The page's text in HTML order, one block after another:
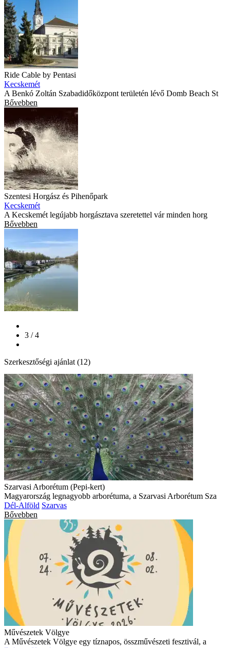
Ride Cable by Pentasi
Kecskemét
A Benkó Zoltán Szabadidőközpont területén lévő Domb Beach St
Bővebben
Szentesi Horgász és Pihenőpark
Kecskemét
A Kecskemét legújabb horgásztava szeretettel vár minden horg
Bővebben
3 / 4
Szerkesztőségi ajánlat (12)
Szarvasi Arborétum (Pepi-kert)
Magyarország legnagyobb arborétuma, a Szarvasi Arborétum Sza
Dél-Alföld Szarvas
Bővebben
Művészetek Völgye
A Művészetek Völgye egy tíznapos, összművészeti fesztivál, a